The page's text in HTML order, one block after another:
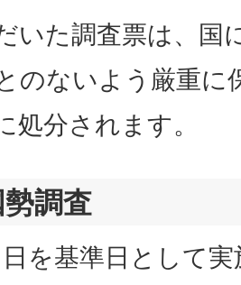
いた調査票は、国
のないよう厳重に
処分されます。
調査
を基準日として